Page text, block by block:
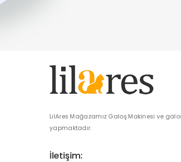
LilAres Mağazamız Galoş Makinesi ve
yapmaktadır.
İletişim: